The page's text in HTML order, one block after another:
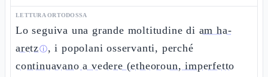
LETTURA ORTODOSSA
Lo seguiva una grande moltitudine di am ha-
aretzⓘ, i popolani osservanti, perché
continuavano a vedere (etheoroun, imperfetto